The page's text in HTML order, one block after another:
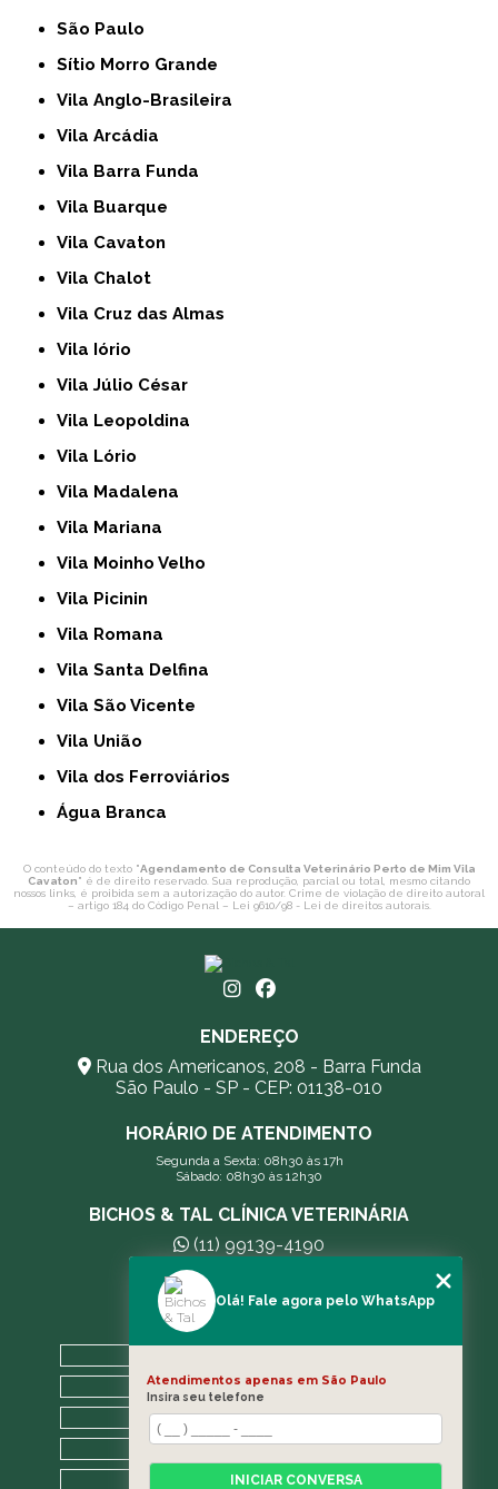
São Paulo
Sítio Morro Grande
Vila Anglo-Brasileira
Vila Arcádia
Vila Barra Funda
Vila Buarque
Vila Cavaton
Vila Chalot
Vila Cruz das Almas
Vila Iório
Vila Júlio César
Vila Leopoldina
Vila Lório
Vila Madalena
Vila Mariana
Vila Moinho Velho
Vila Picinin
Vila Romana
Vila Santa Delfina
Vila São Vicente
Vila União
Vila dos Ferroviários
Água Branca
O conteúdo do texto "Agendamento de Consulta Veterinário Perto de Mim Vila
Cavaton" é de direito reservado. Sua reprodução, parcial ou total, mesmo citando
nossos links, é proibida sem a autorização do autor. Crime de violação de direito autoral
– artigo 184 do Código Penal – Lei 9610/98 - Lei de direitos autorais.
ENDEREÇO
Rua dos Americanos, 208 - Barra Funda
São Paulo - SP - CEP: 01138-010
HORÁRIO DE ATENDIMENTO
Segunda a Sexta: 08h30 às 17h
Sábado: 08h30 às 12h30
BICHOS & TAL CLÍNICA VETERINÁRIA
(11) 99139-4190
andreleecitti5@gmail.com
A CLÍNICA
BLOG
CONTATO
CATEGORIAS
Olá! Fale agora pelo WhatsApp
Atendimentos apenas em São Paulo
Insira seu telefone
INICIAR CONVERSA